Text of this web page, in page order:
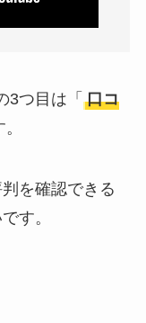
3つ目は「 口コ
を確認できる
す。